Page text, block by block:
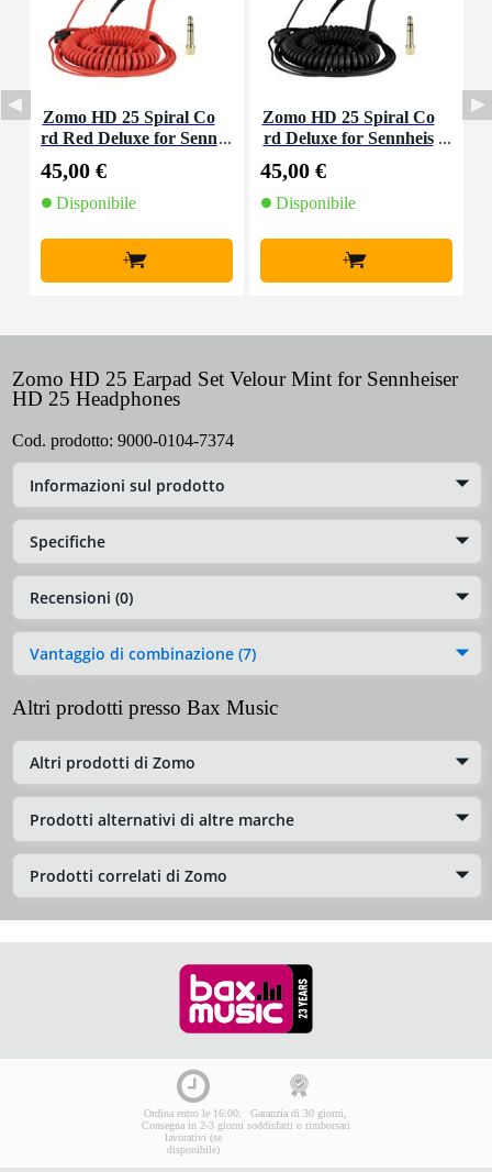
Zomo HD 25 Spiral Co
rd Red Deluxe for Senn
45,00 €
Disponibile
+
Zomo HD 25 Spiral Co
rd Deluxe for Sennheis
45,00 €
Disponibile
+
Zomo HD 25 Earpad Set Velour Mint for Sennheiser
HD 25 Headphones
Cod. prodotto: 9000-0104-7374
Informazioni sul prodotto
Specifiche
Recensioni (0)
Vantaggio di combinazione (7)
Altri prodotti presso Bax Music
Altri prodotti di Zomo
Prodotti alternativi di altre marche
Prodotti correlati di Zomo
Ordina entro le 16:00:
Consegna in 2-3 giorni
lavorativi (se
disponibile)
Garanzia di 30 giorni,
soddisfatti o rimborsati